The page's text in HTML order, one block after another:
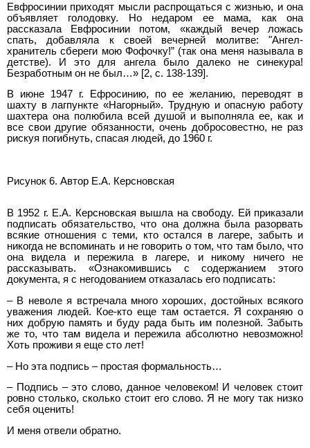
Евфросинии приходят мысли распрощаться с жизнью, и она
объявляет голодовку. Но недаром ее мама, как она
рассказала Евфросинии потом, «каждый вечер ложась
спать, добавляла к своей вечерней молитве: "Ангел-
хранитель сбереги мою Фофочку!” (так она меня называла в
детстве). И это для ангела было далеко не синекура!
Безработным он не был…» [2, c. 138-139].
В июне 1947 г. Ефросинию, по ее желанию, переводят в
шахту в лагпункте «Нагорный». Трудную и опасную работу
шахтера она полюбила всей душой и выполняла ее, как и
все свои другие обязанности, очень добросовестно, не раз
рискуя погибнуть, спасая людей, до 1960 г.
Рисунок 6. Автор Е.А. Керсновская
В 1952 г. Е.А. Керсновская вышла на свободу. Ей приказали
подписать обязательство, что она должна была разорвать
всякие отношения с теми, кто остался в лагере, забыть и
никогда не вспоминать и не говорить о том, что там было, что
она видела и пережила в лагере, и никому ничего не
рассказывать. «Ознакомившись с содержанием этого
документа, я с негодованием отказалась его подписать:
– В неволе я встречала много хороших, достойных всякого
уважения людей. Кое-кто еще там остается. Я сохраняю о
них добрую память и буду рада быть им полезной. Забыть
же то, что там видела и пережила абсолютно невозможно!
Хоть проживи я еще сто лет!
– Но эта подпись – простая формальность…
– Подпись – это слово, данное человеком! И человек стоит
ровно столько, сколько стоит его слово. Я не могу так низко
себя оценить!
И меня отвели обратно.